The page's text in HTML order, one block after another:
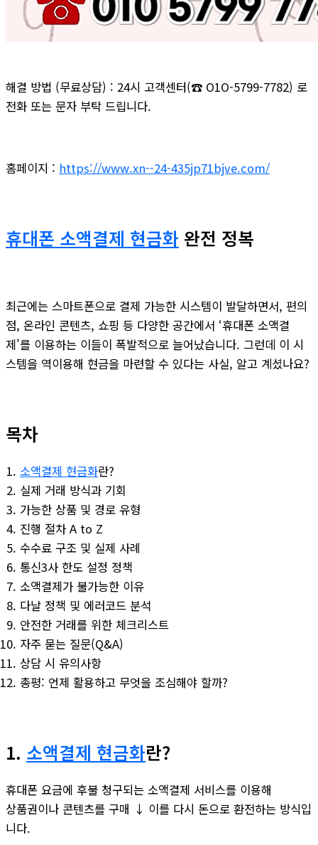
해결 방법 (무료상담) : 24시 고객센터(☎ O1O-5799-7782) 로
전화 또는 문자 부탁 드립니다.
홈페이지 : https://www.xn--24-435jp71bjve.com/
휴대폰 소액결제 현금화 완전 정복
최근에는 스마트폰으로 결제 가능한 시스템이 발달하면서, 편의
점, 온라인 콘텐츠, 쇼핑 등 다양한 공간에서 ‘휴대폰 소액결
제’를 이용하는 이들이 폭발적으로 늘어났습니다. 그런데 이 시
스템을 역이용해 현금을 마련할 수 있다는 사실, 알고 계셨나요?
목차
소액결제 현금화란?
실제 거래 방식과 기회
가능한 상품 및 경로 유형
진행 절차 A to Z
수수료 구조 및 실제 사례
통신3사 한도 설정 정책
소액결제가 불가능한 이유
다날 정책 및 에러코드 분석
안전한 거래를 위한 체크리스트
자주 묻는 질문(Q&A)
상담 시 유의사항
총평: 언제 활용하고 무엇을 조심해야 할까?
1. 소액결제 현금화란?
휴대폰 요금에 후불 청구되는 소액결제 서비스를 이용해
상품권이나 콘텐츠를 구매 ↓ 이를 다시 돈으로 환전하는 방식입
니다.